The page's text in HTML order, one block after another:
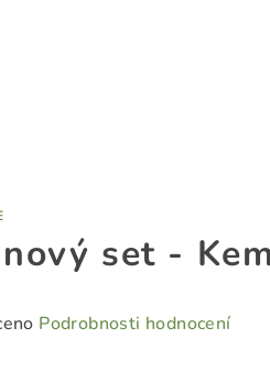
set -
Podrobnosti hodnocení